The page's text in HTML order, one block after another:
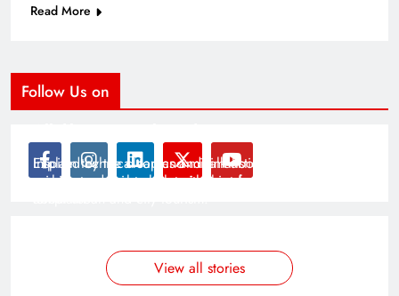
Read More
Follow Us on
Inspired by the clean and minimalistic look of modern
architecture, this template is great for creating stories
Explain technical topics and talk about the latest in
science and technology with this clean and futuristic
View all stories